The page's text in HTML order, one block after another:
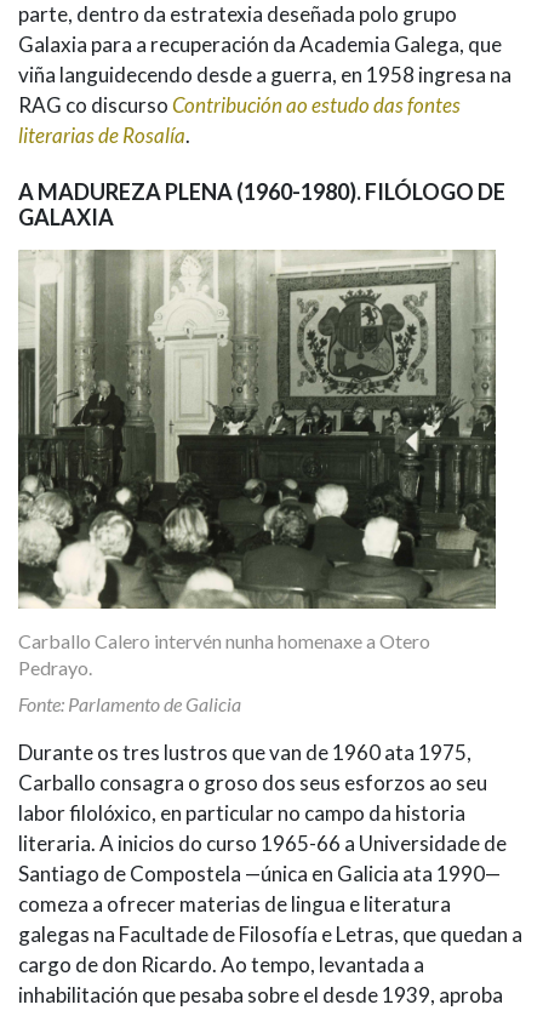
parte, dentro da estratexia deseñada polo grupo
Galaxia para a recuperación da Academia Galega, que
viña languidecendo desde a guerra, en 1958 ingresa na
RAG co discursoContribución ao estudo das fontes
literarias de Rosalía.
A MADUREZA PLENA (1960-1980). FILÓLOGO DE
GALAXIA
Carballo Calero intervén nunha homenaxe a Otero
Pedrayo.
Fonte: Parlamento de Galicia
Durante os tres lustros que van de 1960 ata 1975,
Carballo consagra o groso dos seus esforzos ao seu
labor filolóxico, en particular no campo da historia
literaria. A inicios do curso 1965-66 a Universidade de
Santiago de Compostela —única en Galicia ata 1990—
comeza a ofrecer materias de lingua e literatura
galegas na Facultade de Filosofía e Letras, que quedan a
cargo de don Ricardo. Ao tempo, levantada a
inhabilitación que pesaba sobre el desde 1939, aproba